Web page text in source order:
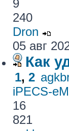
9
240
Dron
05 авг
Как
1, 2
iPECS-
16
821